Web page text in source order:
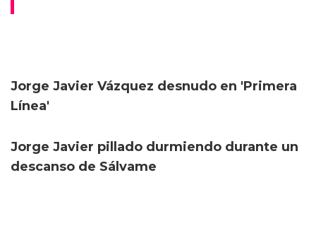
Jorge Javier Vázquez desnudo en 'Primera
Línea'
Jorge Javier pillado durmiendo durante un
descanso de Sálvame